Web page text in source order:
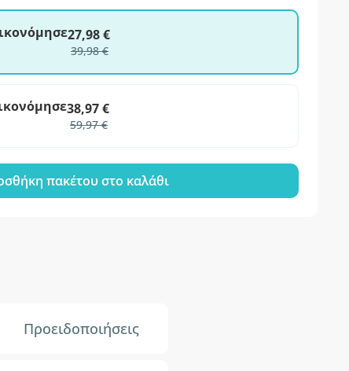
27,98 €
39,98 €
38,97 €
59,97 €
πακέτου στο καλάθι
Προειδοποιήσεις